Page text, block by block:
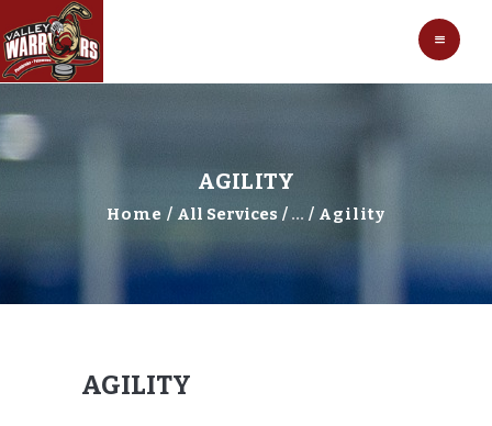
AGILITY
Home All Services ... Agility
AGILITY